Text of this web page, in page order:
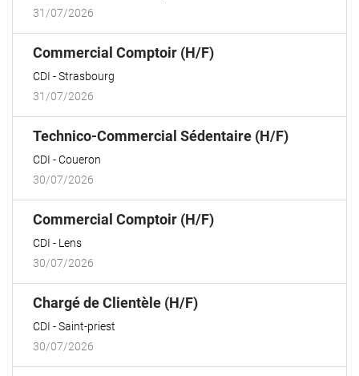
31/07/2026
Commercial Comptoir (H/F)(Nouvelle
CDI
Strasbourg
31/07/2026
Technico-Commercial Sédentaire (H/F)(Nouvelle
CDI
Coueron
30/07/2026
Commercial Comptoir (H/F)(Nouvelle
CDI
Lens
30/07/2026
Chargé de Clientèle (H/F)(Nouvelle
CDI
Saint-priest
30/07/2026